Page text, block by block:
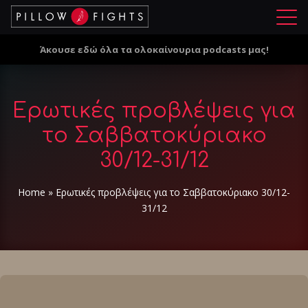
Μ
ο
Άκουσε εδώ όλα τα ολοκαίνουρια podcasts μας!
Ερωτικές προβλέψεις για
το Σαββατοκύριακο
30/12-31/12
Home » Ερωτικές προβλέψεις για το Σαββατοκύριακο 30/12-
31/12